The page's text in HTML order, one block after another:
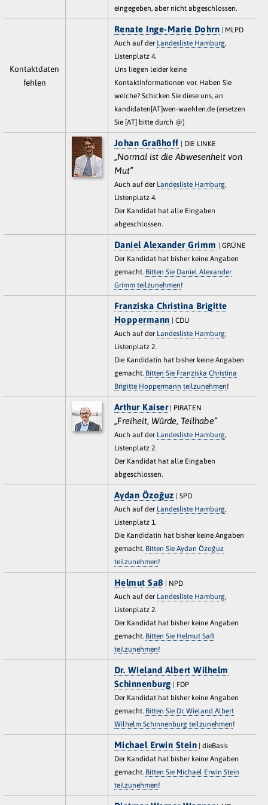
eingegeben, aber nicht abgeschlossen.
Kontaktdaten
fehlen
Renate Inge-Marie Dohrn | MLPD
Auch auf der Landesliste Hamburg,
Listenplatz 4.
Uns liegen leider keine
Kontaktinformationen vor. Haben Sie
welche? Schicken Sie diese uns, an
kandidaten[AT]wen-waehlen.de (ersetzen
Sie [AT] bitte durch @)
Johan Graßhoff | DIE LINKE
„Normal ist die Abwesenheit von
Mut“
Auch auf der Landesliste Hamburg,
Listenplatz 4.
Der Kandidat hat alle Eingaben
abgeschlossen.
Daniel Alexander Grimm
| GRÜNE
Der Kandidat hat bisher keine Angaben
gemacht. Bitten Sie Daniel Alexander
Grimm teilzunehmen!
Franziska Christina Brigitte
Hoppermann | CDU
Auch auf der Landesliste Hamburg,
Listenplatz 2.
Die Kandidatin hat bisher keine Angaben
gemacht. Bitten Sie Franziska Christina
Brigitte Hoppermann teilzunehmen!
Arthur Kaiser| PIRATEN
„Freiheit, Würde, Teilhabe“
Auch auf der Landesliste Hamburg,
Listenplatz 2.
Der Kandidat hat alle Eingaben
abgeschlossen.
Aydan Özoğuz | SPD
Auch auf der Landesliste Hamburg,
Listenplatz 1.
Die Kandidatin hat bisher keine Angaben
gemacht. Bitten Sie Aydan Özoğuz
teilzunehmen!
Helmut Saß | NPD
Auch auf der Landesliste Hamburg,
Listenplatz 2.
Der Kandidat hat bisher keine Angaben
gemacht. Bitten Sie Helmut Saß
teilzunehmen!
Dr. Wieland Albert Wilhelm
Schinnenburg | FDP
Der Kandidat hat bisher keine Angaben
gemacht. Bitten Sie Dr. Wieland Albert
Wilhelm Schinnenburg teilzunehmen!
Michael Erwin Stein | dieBasis
Der Kandidat hat bisher keine Angaben
gemacht. Bitten Sie Michael Erwin Stein
teilzunehmen!